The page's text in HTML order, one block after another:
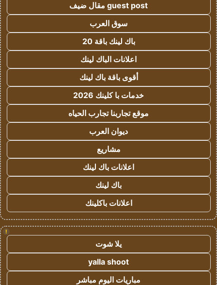
guest post مقال ضيف
سوق العرب
باك لينك باقة 20
اعلانات الباك لينك
أقوى باقة باك لينك
خدمات با كلينك 2026
موقع تجاربنا تجارب الحياه
ديوان العرب
مشاريع
اعلانات باك لينك
باك لينك
اعلانات باكلينك
!
يلا شوت
yalla shoot
مباريات اليوم مباشر